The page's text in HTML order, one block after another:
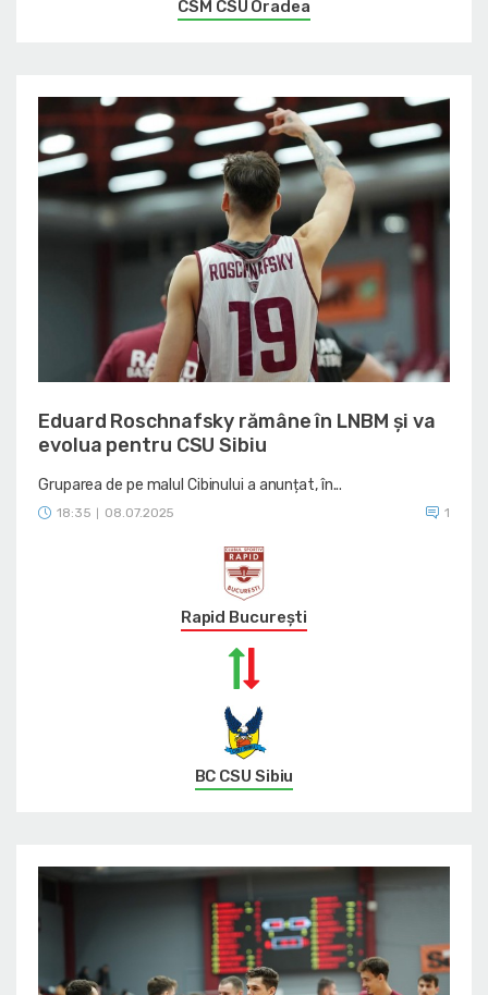
CSM CSU Oradea
Eduard Roschnafsky rămâne în LNBM și va
evolua pentru CSU Sibiu
Gruparea de pe malul Cibinului a anunțat, în...
18:35 08.07.2025 1
Rapid București
BC CSU Sibiu